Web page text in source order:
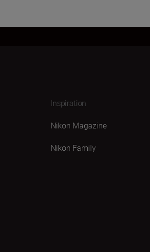
Inspiration
Nikon Magazine
Nikon Family